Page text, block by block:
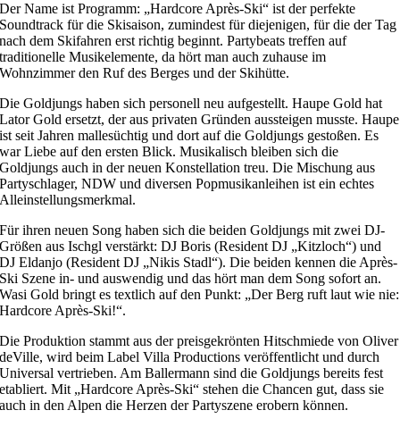
Der Name ist Programm: „Hardcore Après-Ski“ ist der perfekte
Soundtrack für die Skisaison, zumindest für diejenigen, für die der Tag
nach dem Skifahren erst richtig beginnt. Partybeats treffen auf
traditionelle Musikelemente, da hört man auch zuhause im
Wohnzimmer den Ruf des Berges und der Skihütte.
Die Goldjungs haben sich personell neu aufgestellt. Haupe Gold hat
Lator Gold ersetzt, der aus privaten Gründen aussteigen musste. Haupe
ist seit Jahren mallesüchtig und dort auf die Goldjungs gestoßen. Es
war Liebe auf den ersten Blick. Musikalisch bleiben sich die
Goldjungs auch in der neuen Konstellation treu. Die Mischung aus
Partyschlager, NDW und diversen Popmusikanleihen ist ein echtes
Alleinstellungsmerkmal.
Für ihren neuen Song haben sich die beiden Goldjungs mit zwei DJ-
Größen aus Ischgl verstärkt: DJ Boris (Resident DJ „Kitzloch“) und
DJ Eldanjo (Resident DJ „Nikis Stadl“). Die beiden kennen die Après-
Ski Szene in- und auswendig und das hört man dem Song sofort an.
Wasi Gold bringt es textlich auf den Punkt: „Der Berg ruft laut wie nie:
Hardcore Après-Ski!“.
Die Produktion stammt aus der preisgekrönten Hitschmiede von Oliver
deVille, wird beim Label Villa Productions veröffentlicht und durch
Universal vertrieben. Am Ballermann sind die Goldjungs bereits fest
etabliert. Mit „Hardcore Après-Ski“ stehen die Chancen gut, dass sie
auch in den Alpen die Herzen der Partyszene erobern können.